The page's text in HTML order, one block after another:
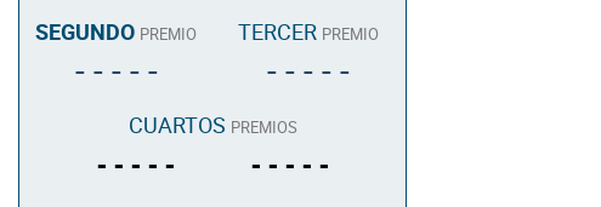
SEGUNDO PREMIO
- - - - -
TERCER PREMIO
- - - - -
CUARTOS PREMIOS
- - - - - - - - - -